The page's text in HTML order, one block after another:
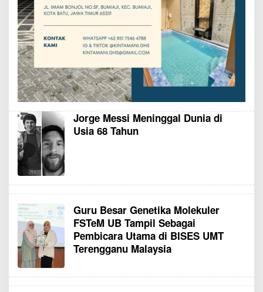
Jorge Messi Meninggal Dunia di
Usia 68 Tahun
Guru Besar Genetika Molekuler
FSTeM UB Tampil Sebagai
Pembicara Utama di BISES UMT
Terengganu Malaysia